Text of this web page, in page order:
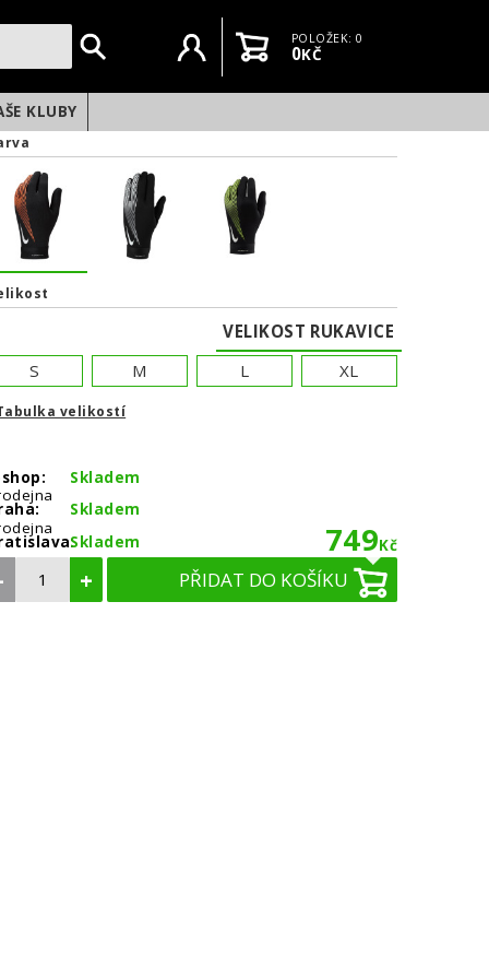
Uživatelský účet
KošíkPOLOŽEK: 0
0KČ
KLUBY
VELIKOST RUKAVICE
S
M L XL
velikostí
shop:
Skladem
Skladem
Skladem 749Kč
+ PŘIDAT DO KOŠÍKU